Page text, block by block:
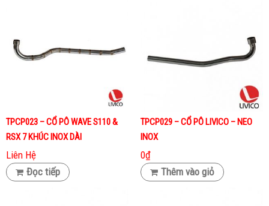
TPCP023 – CỔ PÔ WAVE S110 &
RSX 7 KHÚC INOX DÀI
Liên Hệ
Đọc tiếp
TPCP029 – CỔ PÔ LIVICO – NEO
INOX
0₫
Thêm vào giỏ